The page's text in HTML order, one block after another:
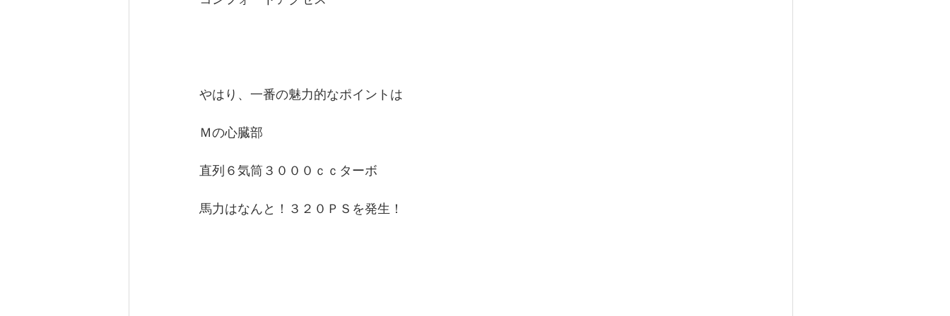
やはり、一番の魅力的なポイントは
Ｍの心臓部
直列６気筒３０００ｃｃターボ
馬力はなんと！３２０ＰＳを発生！